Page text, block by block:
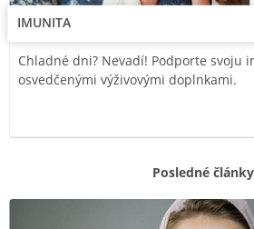
IMUNITA
Chladné dni? Nevadí! Podporte svoju
osvedčenými výživovými doplnkami.
Posledné články